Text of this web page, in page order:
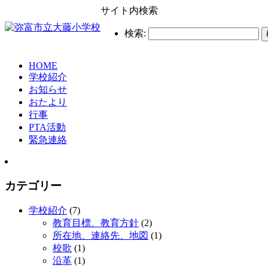
サイト内検索
検索:
HOME
学校紹介
お知らせ
おたより
行事
PTA活動
緊急連絡
カテゴリー
学校紹介 (7)
教育目標、教育方針 (2)
所在地、連絡先、地図 (1)
校歌 (1)
沿革 (1)